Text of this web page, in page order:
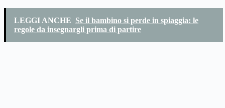
LEGGI ANCHE Se il bambino si perde in spiaggia: le
regole da insegnargli prima di partire